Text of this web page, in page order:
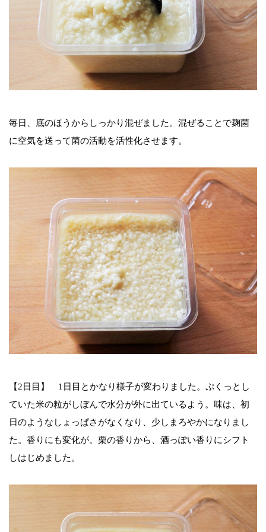
毎日、底のほうからしっかり混ぜました。混ぜることで麹菌
に空気を送って菌の活動を活性化させます。
【2日目】 1日目とかなり様子が変わりました。ぷくっとし
ていた米の粒がしぼんで水分が外に出ているよう。味は、初
日のようなしょっぱさがなくなり、少しまろやかになりまし
た。香りにも変化が。栗の香りから、酒っぽい香りにシフト
しはじめました。